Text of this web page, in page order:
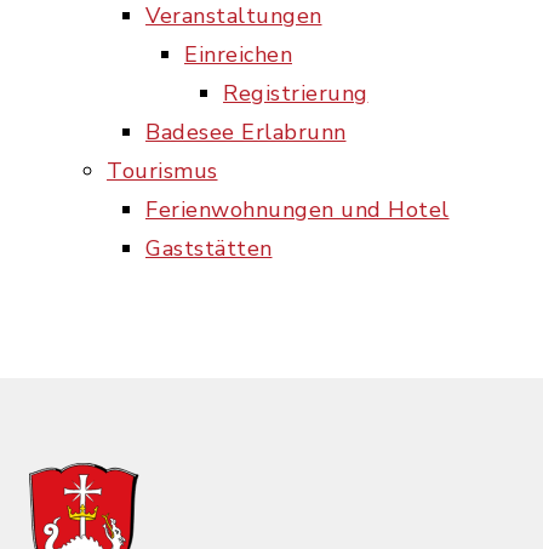
Veranstaltungen
Einreichen
Registrierung
Badesee Erlabrunn
Tourismus
Ferienwohnungen und Hotel
Gaststätten